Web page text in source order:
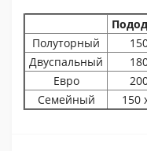
Полуторный
Двуспальный
Евро
Семейный
150